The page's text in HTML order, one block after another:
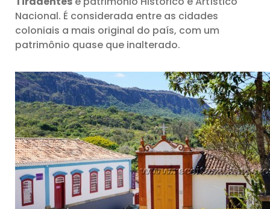
Nacional. É considerada entre as cidades
coloniais a mais original do país, com um
patrimônio quase que inalterado.